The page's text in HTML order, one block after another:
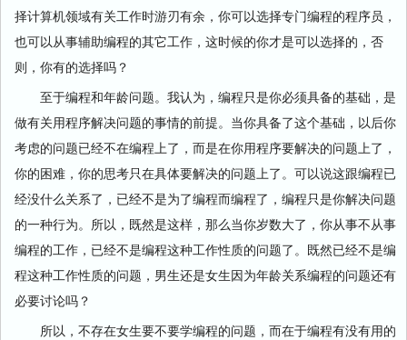
择计算机领域有关工作时游刃有余，你可以选择专门编程的程序员，
也可以从事辅助编程的其它工作，这时候的你才是可以选择的，否
则，你有的选择吗？
至于编程和年龄问题。我认为，编程只是你必须具备的基础，是
做有关用程序解决问题的事情的前提。当你具备了这个基础，以后你
考虑的问题已经不在编程上了，而是在你用程序要解决的问题上了，
你的困难，你的思考只在具体要解决的问题上了。可以说这跟编程已
经没什么关系了，已经不是为了编程而编程了，编程只是你解决问题
的一种行为。所以，既然是这样，那么当你岁数大了，你从事不从事
编程的工作，已经不是编程这种工作性质的问题了。既然已经不是编
程这种工作性质的问题，男生还是女生因为年龄关系编程的问题还有
必要讨论吗？
所以，不存在女生要不要学编程的问题，而在于编程有没有用的